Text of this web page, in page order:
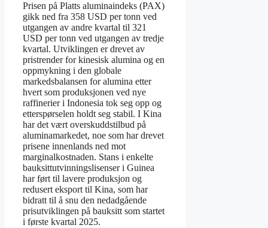
Prisen på Platts aluminaindeks (PAX)
gikk ned fra 358 USD per tonn ved
utgangen av andre kvartal til 321
USD per tonn ved utgangen av tredje
kvartal. Utviklingen er drevet av
pristrender for kinesisk alumina og en
oppmykning i den globale
markedsbalansen for alumina etter
hvert som produksjonen ved nye
raffinerier i Indonesia tok seg opp og
etterspørselen holdt seg stabil. I Kina
har det vært overskuddstilbud på
aluminamarkedet, noe som har drevet
prisene innenlands ned mot
marginalkostnaden. Stans i enkelte
bauksittutvinningslisenser i Guinea
har ført til lavere produksjon og
redusert eksport til Kina, som har
bidratt til å snu den nedadgående
prisutviklingen på bauksitt som startet
i første kvartal 2025.